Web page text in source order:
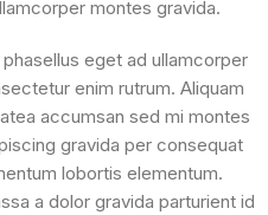
montes gravida.
eget ad ullamcorper
enim rutrum. Aliquam
accumsan sed mi montes
gravida per consequat
lobortis elementum.
a dolor gravida parturient id